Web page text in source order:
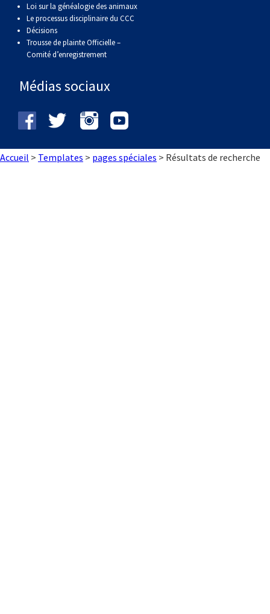
Loi sur la généalogie des animaux
Le processus disciplinaire du CCC
Décisions
Trousse de plainte Officielle –
Comité d’enregistrement
Médias sociaux
Accueil > Templates > pages spéciales > Résultats de recherche